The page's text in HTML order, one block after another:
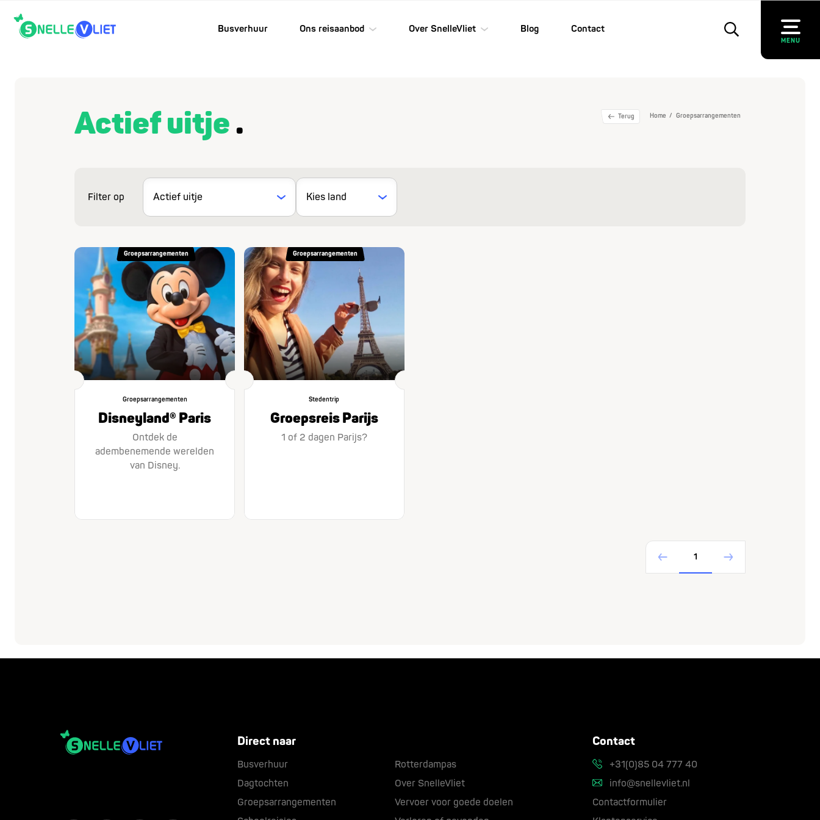
Busverhuur Ons reisaanbod Over SnelleVliet Blog Contact
MENU
Terug Home Groepsarrangementen
Actief uitje
Filter op
Groepsarrangementen
Groepsarrangementen
Disneyland® Paris
Ontdek de
adembenemende werelden
van Disney.
Groepsarrangementen
Stedentrip
Groepsreis Parijs
1 of 2 dagen Parijs?
1
Direct naar
Busverhuur
Dagtochten
Groepsarrangementen
Rotterdampas
Over SnelleVliet
Vervoer voor goede doelen
Contact
+31(0)85 04 777 40
info@snellevliet.nl
Contactformulier